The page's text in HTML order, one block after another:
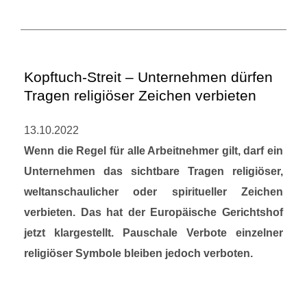
Kopftuch-Streit – Unternehmen dürfen
Tragen religiöser Zeichen verbieten
13.10.2022
Wenn die Regel für alle Arbeitnehmer gilt, darf ein
Unternehmen das sichtbare Tragen religiöser,
weltanschaulicher oder spiritueller Zeichen
verbieten. Das hat der Europäische Gerichtshof
jetzt klargestellt. Pauschale Verbote einzelner
religiöser Symbole bleiben jedoch verboten.